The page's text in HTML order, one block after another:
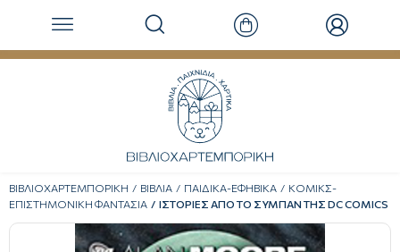
ΒΙΒΛΙΟΧΑΡΤΕΜΠΟΡΙΚΗ ΒΙΒΛΙΑ ΠΑΙΔΙΚΑ-ΕΦΗΒΙΚΑ
ΚΟΜΙΚΣ-
ΕΠΙΣΤΗΜΟΝΙΚΗ ΦΑΝΤΑΣΙΑ
ΙΣΤΟΡΙΕΣ ΑΠΟ ΤΟ ΣΥΜΠΑΝ ΤΗΣ DC COMICS